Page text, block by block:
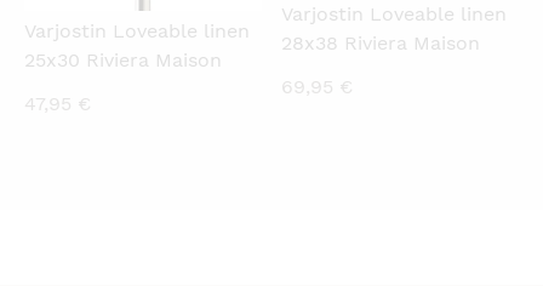
Varjostin Loveable linen
25x30 Riviera Maison
47,95 €
Varjostin Loveable linen
28x38 Riviera Maison
69,95 €